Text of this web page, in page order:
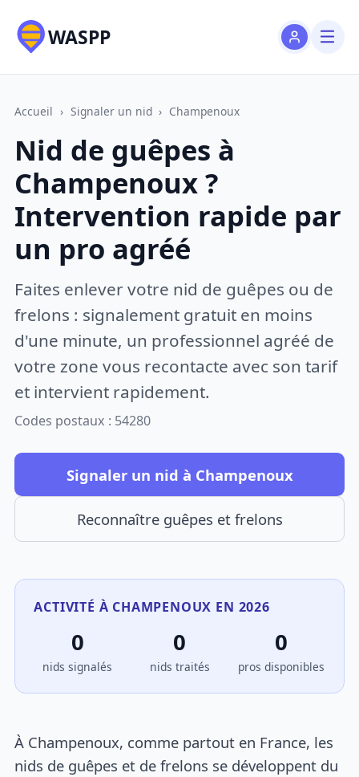
WASPP
Accueil › Signaler un nid › Champenoux
Nid de guêpes à
Champenoux ?
Intervention rapide par
un pro agréé
Faites enlever votre nid de guêpes ou de
frelons : signalement gratuit en moins
d'une minute, un professionnel agréé de
votre zone vous recontacte avec son tarif
et intervient rapidement.
Codes postaux : 54280
Signaler un nid à Champenoux
Reconnaître guêpes et frelons
ACTIVITÉ À CHAMPENOUX EN 2026
0
nids signalés
0
nids traités
0
pros disponibles
À Champenoux, comme partout en France, les
nids de guêpes et de frelons se développent du